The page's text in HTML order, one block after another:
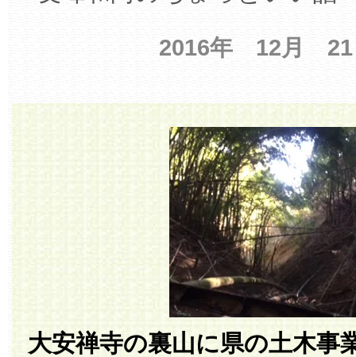
2016年 12月
大安禅寺の裏山に県の土木事